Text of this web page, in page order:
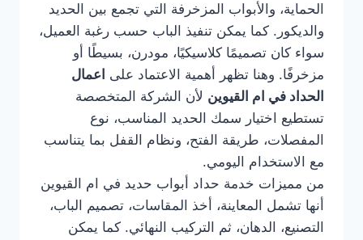
الحماية، والأبواب المزخرفة التي تجمع بين الحديد
والديكور. كما يمكن تنفيذ الباب حسب رغبة العميل،
سواء كان تصميمًا كلاسيكيًا، مودرن، بسيطًا أو
مزخرفًا. وهنا تظهر أهمية الاعتماد على اعمال
الحداد في ام القيوين لأن الشركة المتخصصة
تستطيع اختيار سمك الحديد المناسب، نوع
المفصلات، طريقة الفتح، ونظام القفل بما يتناسب
مع الاستخدام اليومي.
من مميزات خدمة حداد أبواب حديد في ام القيوين
أنها تشمل المعاينة، أخذ المقاسات، تصميم الباب،
التصنيع، الدهان، ثم التركيب النهائي. كما يمكن